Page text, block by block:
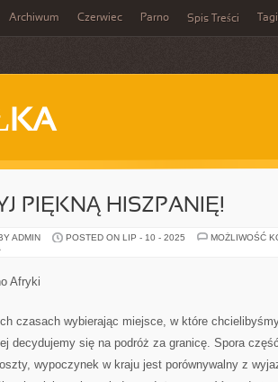
Archiwum Czerwiec Parno Spis Treści Tagi
PIĘKNĄ HISZPANIĘ!
ADMIN POSTED ON LIP - 10 - 2025
MOŻLIWOŚĆ
Afryki
czasach wybierając miejsce, w które
decydujemy się na podróż za granicę. Spora
wypoczynek w kraju jest porównywalny z